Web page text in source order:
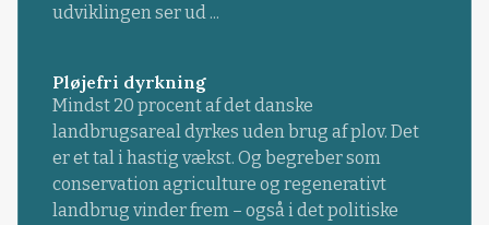
udviklingen ser ud ...
Pløjefri dyrkning
Mindst 20 procent af det danske
landbrugsareal dyrkes uden brug af plov. Det
er et tal i hastig vækst. Og begreber som
conservation agriculture og regenerativt
landbrug vinder frem – også i det politiske